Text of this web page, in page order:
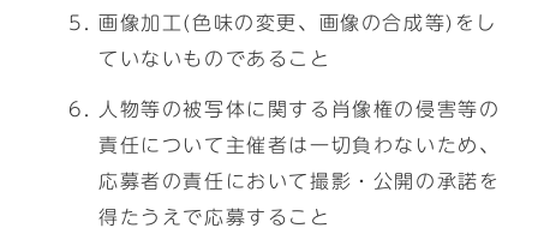
画像加工(色味の変更、画像の合成等)をし
ていないものであること
人物等の被写体に関する肖像権の侵害等の
責任について主催者は一切負わないため、
応募者の責任において撮影・公開の承諾を
得たうえで応募すること